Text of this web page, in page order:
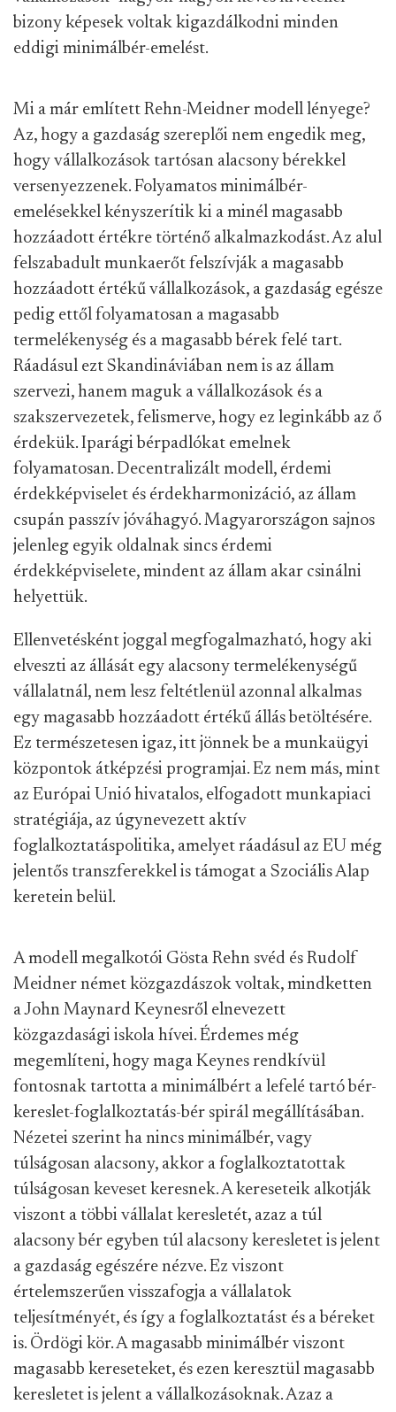
bizony képesek voltak kigazdálkodni minden
eddigi minimálbér-emelést.
Mi a már említett Rehn-Meidner modell lényege?
Az, hogy a gazdaság szereplői nem engedik meg,
hogy vállalkozások tartósan alacsony bérekkel
versenyezzenek. Folyamatos minimálbér-
emelésekkel kényszerítik ki a minél magasabb
hozzáadott értékre történő alkalmazkodást. Az alul
felszabadult munkaerőt felszívják a magasabb
hozzáadott értékű vállalkozások, a gazdaság egésze
pedig ettől folyamatosan a magasabb
termelékenység és a magasabb bérek felé tart.
Ráadásul ezt Skandináviában nem is az állam
szervezi, hanem maguk a vállalkozások és a
szakszervezetek, felismerve, hogy ez leginkább az ő
érdekük. Iparági bérpadlókat emelnek
folyamatosan. Decentralizált modell, érdemi
érdekképviselet és érdekharmonizáció, az állam
csupán passzív jóváhagyó. Magyarországon sajnos
jelenleg egyik oldalnak sincs érdemi
érdekképviselete, mindent az állam akar csinálni
helyettük.
Ellenvetésként joggal megfogalmazható, hogy aki
elveszti az állását egy alacsony termelékenységű
vállalatnál, nem lesz feltétlenül azonnal alkalmas
egy magasabb hozzáadott értékű állás betöltésére.
Ez természetesen igaz, itt jönnek be a munkaügyi
központok átképzési programjai. Ez nem más, mint
az Európai Unió hivatalos, elfogadott munkapiaci
stratégiája, az úgynevezett aktív
foglalkoztatáspolitika, amelyet ráadásul az EU még
jelentős transzferekkel is támogat a Szociális Alap
keretein belül.
A modell megalkotói Gösta Rehn svéd és Rudolf
Meidner német közgazdászok voltak, mindketten
a John Maynard Keynesről elnevezett
közgazdasági iskola hívei. Érdemes még
megemlíteni, hogy maga Keynes rendkívül
fontosnak tartotta a minimálbért a lefelé tartó bér-
kereslet-foglalkoztatás-bér spirál megállításában.
Nézetei szerint ha nincs minimálbér, vagy
túlságosan alacsony, akkor a foglalkoztatottak
túlságosan keveset keresnek. A kereseteik alkotják
viszont a többi vállalat keresletét, azaz a túl
alacsony bér egyben túl alacsony keresletet is jelent
a gazdaság egészére nézve. Ez viszont
értelemszerűen visszafogja a vállalatok
teljesítményét, és így a foglalkoztatást és a béreket
is. Ördögi kör. A magasabb minimálbér viszont
magasabb kereseteket, és ezen keresztül magasabb
keresletet is jelent a vállalkozásoknak. Azaz a